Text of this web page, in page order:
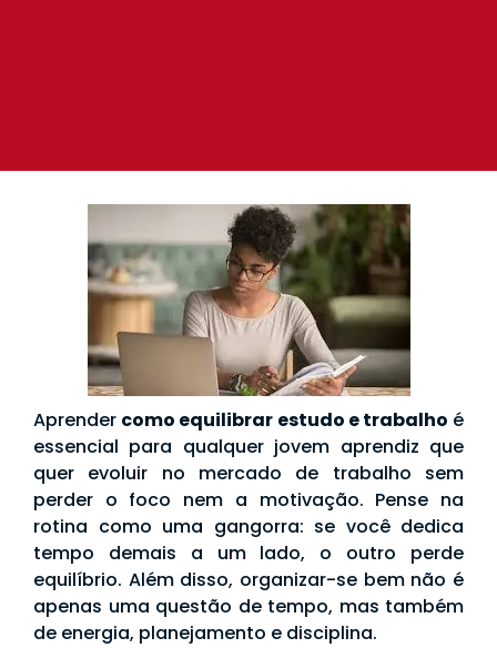
Aprender como equilibrar estudo e trabalho é
essencial para qualquer jovem aprendiz que
quer evoluir no mercado de trabalho sem
perder o foco nem a motivação. Pense na
rotina como uma gangorra: se você dedica
tempo demais a um lado, o outro perde
equilíbrio. Além disso, organizar-se bem não é
apenas uma questão de tempo, mas também
de energia, planejamento e disciplina.